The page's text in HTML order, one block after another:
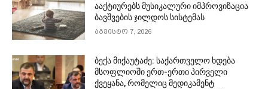
ააქტიურებს მუსიკალური იმპროვიზაცია
ბავშვების ჯილდოს სისტემას
აგვისტო 7, 2026
ბექა მიქაუტაძე: საქართველო ხდება
მსოფლიოში ერთ-ერთი პირველი
ქვეყანა, რომელიც მედიკამენტ